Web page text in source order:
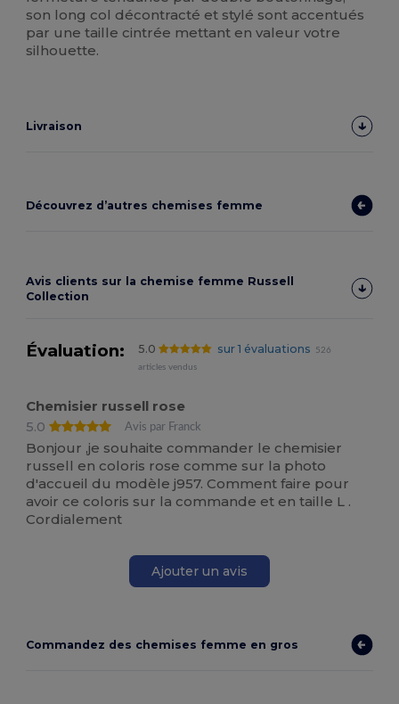
son long col décontracté et stylé sont accentués
par une taille cintrée mettant en valeur votre
silhouette.
Livraison
Découvrez d’autres chemises femme
Avis clients sur la chemise femme Russell
Collection
Évaluation: 5.0 sur 1 évaluations
526
articles vendus
Chemisier russell rose
5.0
Avis par Franck
Bonjour ,je souhaite commander le chemisier
russell en coloris rose comme sur la photo
d'accueil du modèle j957. Comment faire pour
avoir ce coloris sur la commande et en taille L .
Cordialement
Ajouter un avis
Commandez des chemises femme en gros